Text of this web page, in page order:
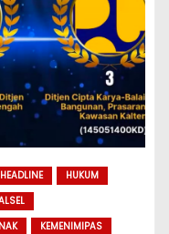
HEADLINE
HUKUM
KEMENIMIPAS